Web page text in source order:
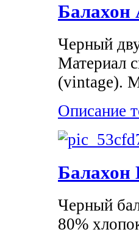
Балахон
Черный
Материал
(vintage).
Описание
Балахон
Черный
80%